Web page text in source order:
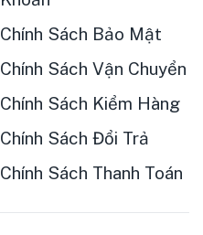
Chính Sách Bảo Mật
Chính Sách Vận Chuyển
Chính Sách Kiểm Hàng
Chính Sách Đổi Trả
Chính Sách Thanh Toán